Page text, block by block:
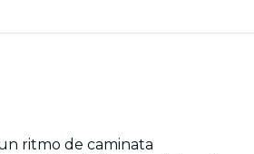
ritmo de caminata